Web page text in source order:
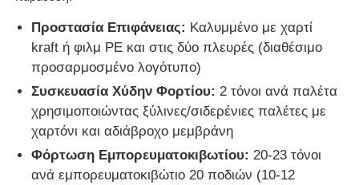
Προστασία Επιφάνειας: Καλυμμένο με χαρτί
kraft ή φιλμ PE και στις δύο πλευρές (διαθέσιμο
προσαρμοσμένο λογότυπο)
Συσκευασία Χύδην Φορτίου: 2 τόνοι ανά παλέτα
χρησιμοποιώντας ξύλινες/σιδερένιες παλέτες με
χαρτόνι και αδιάβροχο μεμβράνη
Φόρτωση Εμπορευματοκιβωτίου: 20-23 τόνοι
ανά εμπορευματοκιβώτιο 20 ποδιών (10-12